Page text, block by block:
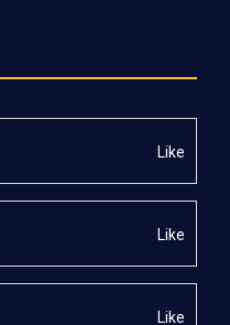
Like
Like
Like